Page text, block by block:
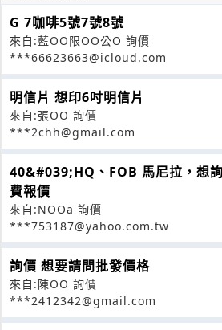
G 7咖啡5號7號8號
來自:藍OO限OO公O 詢價
***66623663@icloud.com
明信片 想印6吋明信片
來自:張OO 詢價
***2chh@gmail.com
40&#039;HQ、FOB 馬尼拉，想
費報價
來自:NOOa 詢價
***753187@yahoo.com.tw
詢價 想要請問批發價格
來自:陳OO 詢價
***2412342@gmail.com